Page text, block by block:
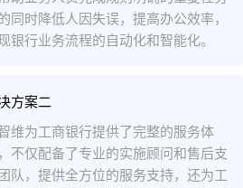
同时降低人因失误，提高办公效率，
银行业务流程的自动化和智能化。
方案二
维为工商银行提供了完整的服务体
不仅配备了专业的实施顾问和售后支
队，提供全方位的服务支持，还为工